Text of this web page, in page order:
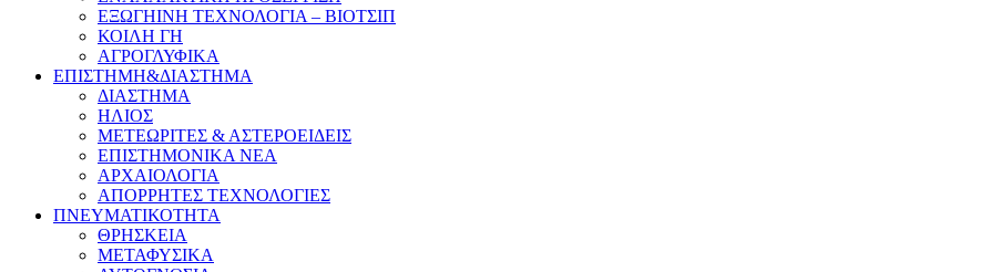
ΕΞΩΓΗΙΝΗ ΤΕΧΝΟΛΟΓΙΑ – ΒΙΟΤΣΙΠ
ΚΟΙΛΗ ΓΗ
ΑΓΡΟΓΛΥΦΙΚΑ
ΕΠΙΣΤΗΜΗ&ΔΙΑΣΤΗΜΑ
ΔΙΑΣΤΗΜΑ
ΗΛΙΟΣ
ΜΕΤΕΩΡΙΤΕΣ & ΑΣΤΕΡΟΕΙΔΕΙΣ
ΕΠΙΣΤΗΜΟΝΙΚΑ ΝΕΑ
ΑΡΧΑΙΟΛΟΓΙΑ
ΑΠΟΡΡΗΤΕΣ ΤΕΧΝΟΛΟΓΙΕΣ
ΠΝΕΥΜΑΤΙΚΟΤΗΤΑ
ΘΡΗΣΚΕΙΑ
ΜΕΤΑΦΥΣΙΚΑ